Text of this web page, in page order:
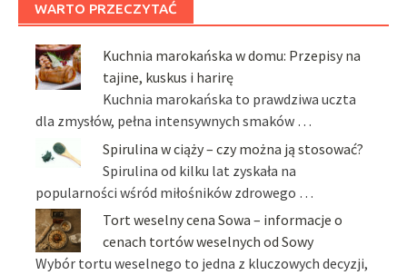
WARTO PRZECZYTAĆ
Kuchnia marokańska w domu: Przepisy na
tajine, kuskus i harirę
Kuchnia marokańska to prawdziwa uczta
dla zmysłów, pełna intensywnych smaków …
Spirulina w ciąży – czy można ją stosować?
Spirulina od kilku lat zyskała na
popularności wśród miłośników zdrowego …
Tort weselny cena Sowa – informacje o
cenach tortów weselnych od Sowy
Wybór tortu weselnego to jedna z kluczowych decyzji,